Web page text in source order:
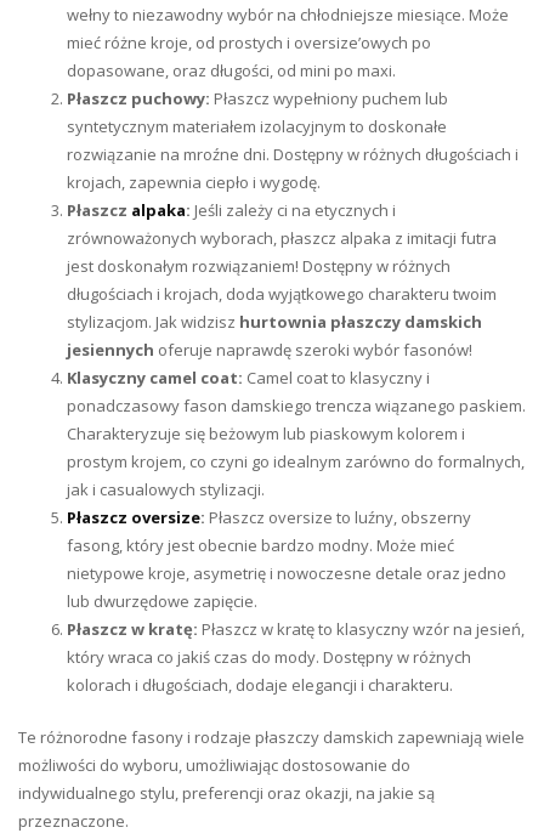
wełny to niezawodny wybór na chłodniejsze miesiące. Może
mieć różne kroje, od prostych i oversize’owych po
dopasowane, oraz długości, od mini po maxi.
Płaszcz puchowy: Płaszcz wypełniony puchem lub
syntetycznym materiałem izolacyjnym to doskonałe
rozwiązanie na mroźne dni. Dostępny w różnych długościach i
krojach, zapewnia ciepło i wygodę.
Płaszcz alpaka: Jeśli zależy ci na etycznych i
zrównoważonych wyborach, płaszcz alpaka z imitacji futra
jest doskonałym rozwiązaniem! Dostępny w różnych
długościach i krojach, doda wyjątkowego charakteru twoim
stylizacjom. Jak widzisz hurtownia płaszczy damskich
jesiennych oferuje naprawdę szeroki wybór fasonów!
Klasyczny camel coat: Camel coat to klasyczny i
ponadczasowy fason damskiego trencza wiązanego paskiem.
Charakteryzuje się beżowym lub piaskowym kolorem i
prostym krojem, co czyni go idealnym zarówno do formalnych,
jak i casualowych stylizacji.
Płaszcz oversize: Płaszcz oversize to luźny, obszerny
fasong, który jest obecnie bardzo modny. Może mieć
nietypowe kroje, asymetrię i nowoczesne detale oraz jedno
lub dwurzędowe zapięcie.
Płaszcz w kratę: Płaszcz w kratę to klasyczny wzór na jesień,
który wraca co jakiś czas do mody. Dostępny w różnych
kolorach i długościach, dodaje elegancji i charakteru.
Te różnorodne fasony i rodzaje płaszczy damskich zapewniają wiele
możliwości do wyboru, umożliwiając dostosowanie do
indywidualnego stylu, preferencji oraz okazji, na jakie są
przeznaczone.